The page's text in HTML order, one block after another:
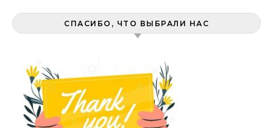
СПАСИБО, ЧТО ВЫБРАЛИ НАС